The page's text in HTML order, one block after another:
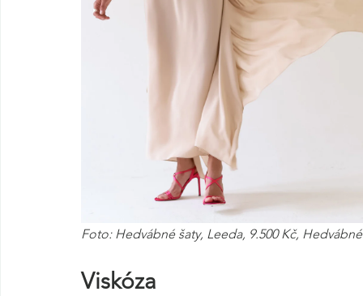
Foto: Hedvábné šaty, Leeda, 9.500 Kč,
Viskóza